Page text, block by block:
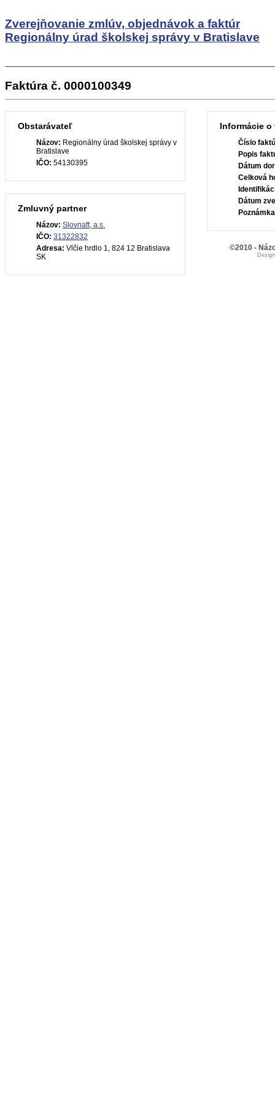
Zverejňovanie zmlúv, objednávok a faktúr
Regionálny úrad školskej správy v Bratislave
Faktúra č. 0000100349
Obstarávateľ
Názov: Regionálny úrad školskej správy v
Bratislave
IČO: 54130395
Zmluvný partner
Názov: Slovnaft, a.s.
IČO: 31322832
Adresa: Vlčie hrdlo 1, 824 12 Bratislava
SK
Informácie o
Číslo
Popis
Dátum
Celková
Dátum
©2010 -